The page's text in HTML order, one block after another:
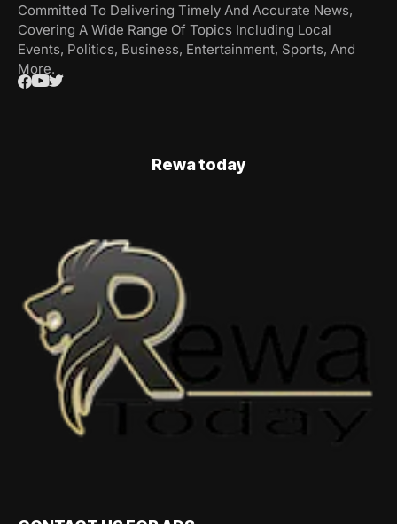
Committed To Delivering Timely And Accurate News,
Covering A Wide Range Of Topics Including Local
Events, Politics, Business, Entertainment, Sports, And
More.
Rewa today